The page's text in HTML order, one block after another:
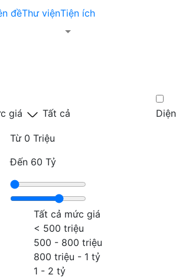
đềThư việnTiện ích
giá Tất cả
Từ 0 Triệu
Đến 60 Tỷ
Tất cả mức giá
< 500 triệu
500 - 800 triệu
800 triệu - 1 tỷ
1 - 2 tỷ